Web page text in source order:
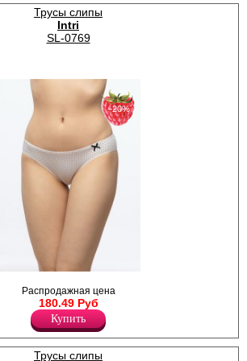
Бамбук 95%Трусы слипы
Intri
SL-0769
плоскими резинками по
поясу и ножке, атласный
бантик сбоку.
ОДНОТОННЫЕ, БЕЗ
РИСУНКА!
Лайкра 6%
−20%
Распродажная цена
180.49 Руб
Купить
Трусы слипы